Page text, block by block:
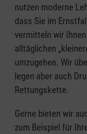
nutzen moderne
dass Sie im
vermitteln wir
alltäglichen
umzugehen. Wir
legen aber auch
Rettungskette.
Gerne bieten wir
zum Beispiel für